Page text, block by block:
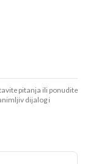
pitanja ili ponudite
dijalog i